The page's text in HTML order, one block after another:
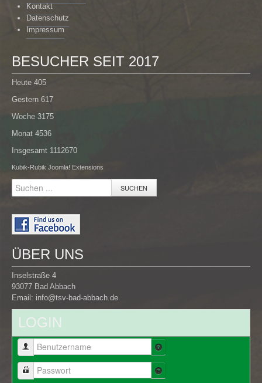
Kontakt
Datenschutz
Impressum
BESUCHER SEIT 2017
Heute 405
Gestern 617
Woche 3175
Monat 4536
Insgesamt 1112670
Kubik-Rubik Joomla! Extensions
SUCHEN
ÜBER UNS
Inselstraße 4
93077 Bad Abbach
Email: info@tsv-bad-abbach.de
LOGIN
Benutzername
Passwort